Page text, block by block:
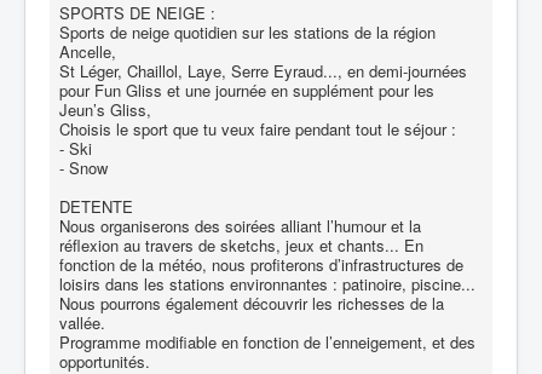
SPORTS DE NEIGE :
Sports de neige quotidien sur les stations de la région
Ancelle,
St Léger, Chaillol, Laye, Serre Eyraud..., en demi-journées
pour Fun Gliss et une journée en supplément pour les
Jeun’s Gliss,
Choisis le sport que tu veux faire pendant tout le séjour :
- Ski
- Snow
DETENTE
Nous organiserons des soirées alliant l’humour et la
réflexion au travers de sketchs, jeux et chants... En
fonction de la météo, nous profiterons d’infrastructures de
loisirs dans les stations environnantes : patinoire, piscine...
Nous pourrons également découvrir les richesses de la
vallée.
Programme modifiable en fonction de l’enneigement, et des
opportunités.